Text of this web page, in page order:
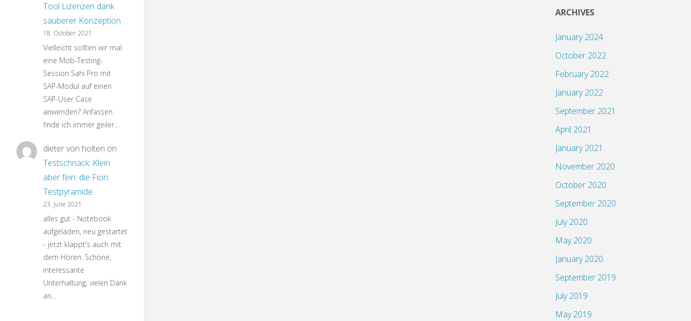
Tool Lizenzen dank
sauberer Konzeption
18. October 2021
Vielleicht sollten wir mal
eine Mob-Testing-
Session Sahi Pro mit
SAP-Modul auf einen
SAP-User Case
anwenden? Anfassen
finde ich immer geiler…
dieter von holten on
Testschnack: Klein
aber fein: die Fiori
Testpyramide
23. June 2021
alles gut - Notebook
aufgeladen, neu gestartet
- jetzt klappt's auch mit
dem Hören. Schöne,
interessante
Unterhaltung, vielen Dank
an…
ARCHIVES
January 2024
October 2022
February 2022
January 2022
September 2021
April 2021
January 2021
November 2020
October 2020
September 2020
July 2020
May 2020
January 2020
September 2019
July 2019
May 2019